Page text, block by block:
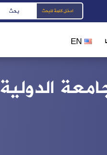
EN
الصيف 2023/2024 في الجامعة الدولية